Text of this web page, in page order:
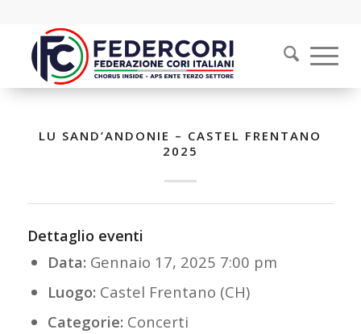
LU SAND’ANDONIE – CASTEL FRENTANO
2025
Dettaglio eventi
Data: Gennaio 17, 2025 7:00 pm
Luogo: Castel Frentano (CH)
Categorie: Concerti